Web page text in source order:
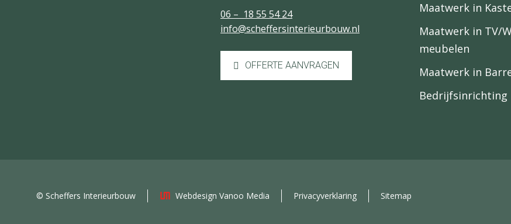
06 – 18 55 54 24
info@scheffersinterieurbouw.nl
OFFERTE AANVRAGEN
Maatwerk in
Maatwerk in TV/
meubelen
Maatwerk in
Bedrijfsinrichting
© Scheffers Interieurbouw Webdesign Vanoo Media Privacyverklaring Sitemap